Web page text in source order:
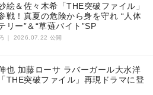
絵＆佐々木希「THE突破ファイル」
戦！真夏の危険から身を守れ “人体
リー”＆“草薙バイト”SP
｜ 2026.07.22 公開
也 加藤ローサ ラバーガール大水洋
THE突破ファイル」再現ドラマに登